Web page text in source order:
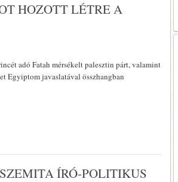
HOZOTT LÉTRE A
adó Fatah mérsékelt palesztin párt, valamint
Egyiptom javaslatával összhangban
ÍRÓ-POLITIKUS